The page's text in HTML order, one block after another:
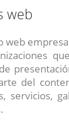
web
web
del
servicios,